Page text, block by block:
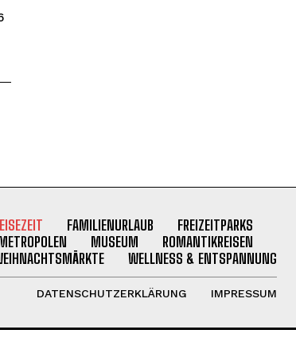
FAMILIENURLAUB
FREIZEITPARKS
MUSEUM
ROMANTIKREISEN
WELLNESS & ENTSPANNUNG
DATENSCHUTZERKLÄRUNG IMPRESSUM